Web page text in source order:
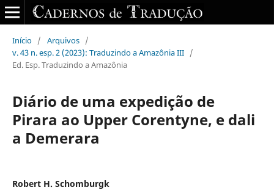
Início / Arquivos /
v. 43 n. esp. 2 (2023): Traduzindo a Amazônia III /
Ed. Esp. Traduzindo a Amazônia
Diário de uma expedição de
Pirara ao Upper Corentyne, e dali
a Demerara
Robert H. Schomburgk